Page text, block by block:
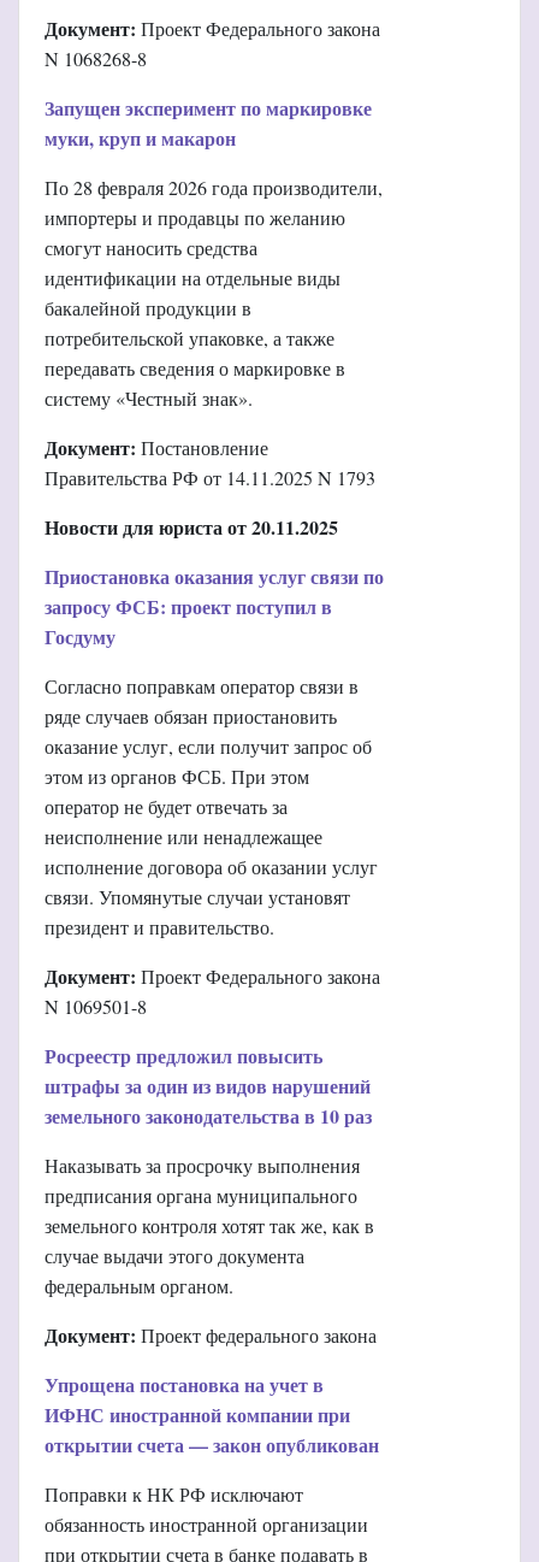
Документ: Проект Федерального закона
N 1068268-8
Запущен эксперимент по маркировке
муки, круп и макарон
По 28 февраля 2026 года производители,
импортеры и продавцы по желанию
смогут наносить средства
идентификации на отдельные виды
бакалейной продукции в
потребительской упаковке, а также
передавать сведения о маркировке в
систему «Честный знак».
Документ: Постановление
Правительства РФ от 14.11.2025 N 1793
Новости для юриста от 20.11.2025
Приостановка оказания услуг связи по
запросу ФСБ: проект поступил в
Госдуму
Согласно поправкам оператор связи в
ряде случаев обязан приостановить
оказание услуг, если получит запрос об
этом из органов ФСБ. При этом
оператор не будет отвечать за
неисполнение или ненадлежащее
исполнение договора об оказании услуг
связи. Упомянутые случаи установят
президент и правительство.
Документ: Проект Федерального закона
N 1069501-8
Росреестр предложил повысить
штрафы за один из видов нарушений
земельного законодательства в 10 раз
Наказывать за просрочку выполнения
предписания органа муниципального
земельного контроля хотят так же, как в
случае выдачи этого документа
федеральным органом.
Документ: Проект федерального закона
Упрощена постановка на учет в
ИФНС иностранной компании при
открытии счета — закон опубликован
Поправки к НК РФ исключают
обязанность иностранной организации
при открытии счета в банке подавать в